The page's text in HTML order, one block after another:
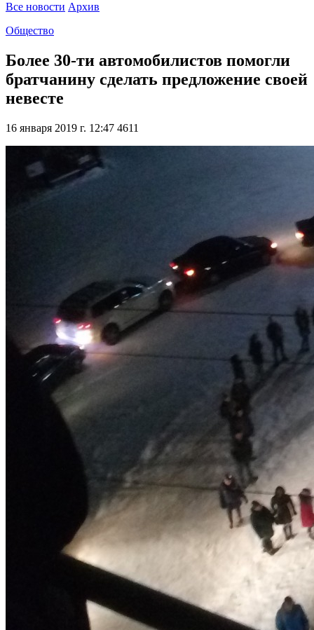
Все новости Архив
Общество
Более 30-ти автомобилистов помогли
братчанину сделать предложение своей
невесте
16 января 2019 г. 12:47 4611